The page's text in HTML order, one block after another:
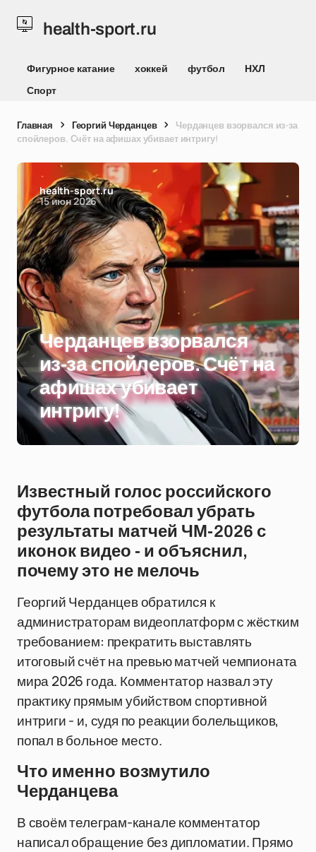
health-sport.ru
Фигурное катание хоккей футбол
НХЛ
Спорт
Главная Георгий Черданцев
Черданцев взорвался из-за
спойлеров. Счёт на афишах убивает интригу!
health-sport.ru
15 июн 2026
Черданцев взорвался
из-за спойлеров. Счёт на
афишах убивает
интригу!
Известный голос российского
футбола потребовал убрать
результаты матчей ЧМ-2026 с
иконок видео - и объяснил,
почему это не мелочь
Георгий Черданцев обратился к
администраторам видеоплатформ с жёстким
требованием: прекратить выставлять
итоговый счёт на превью матчей чемпионата
мира 2026 года. Комментатор назвал эту
практику прямым убийством спортивной
интриги - и, судя по реакции болельщиков,
попал в больное место.
Что именно возмутило
Черданцева
В своём телеграм-канале комментатор
написал обращение без дипломатии. Прямо